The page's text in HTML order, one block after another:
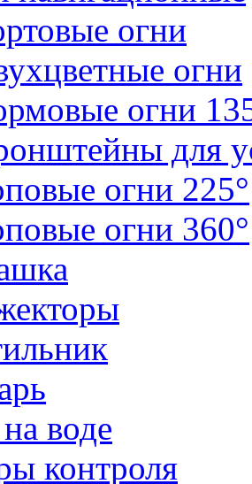
огни
огни
огни
для
огни 225°
огни 360°
воде
контроля